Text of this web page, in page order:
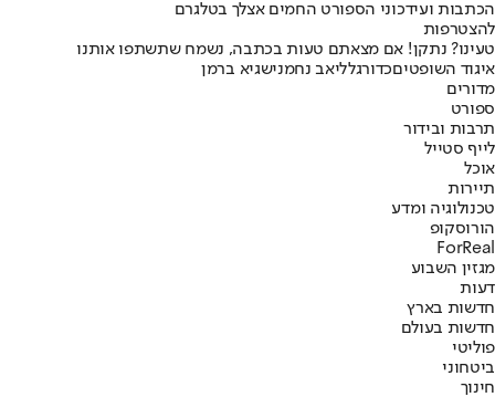
הכתבות ועידכוני הספורט החמים אצלך בטלגרם
להצטרפות
טעינו? נתקן! אם מצאתם טעות בכתבה, נשמח שתשתפו אותנו
איגוד השופטיםכדורגלליאב נחמנישגיא ברמן
מדורים
ספורט
תרבות ובידור
לייף סטייל
אוכל
תיירות
טכנולוגיה ומדע
הורוסקופ
ForReal
מגזין השבוע
דעות
חדשות בארץ
חדשות בעולם
פוליטי
ביטחוני
חינוך